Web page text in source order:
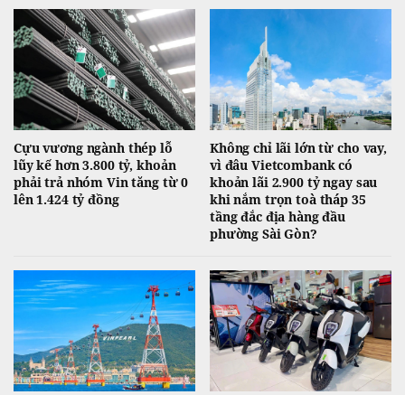
Cựu vương ngành thép lỗ
lũy kế hơn 3.800 tỷ, khoản
phải trả nhóm Vin tăng từ 0
lên 1.424 tỷ đồng
Không chỉ lãi lớn từ cho vay,
vì đâu Vietcombank có
khoản lãi 2.900 tỷ ngay sau
khi nắm trọn toà tháp 35
tầng đắc địa hàng đầu
phường Sài Gòn?